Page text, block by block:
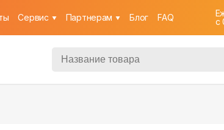
Cервис Партнерам Блог FAQ
c